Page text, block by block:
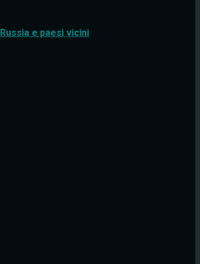
Russia e paesi vicini